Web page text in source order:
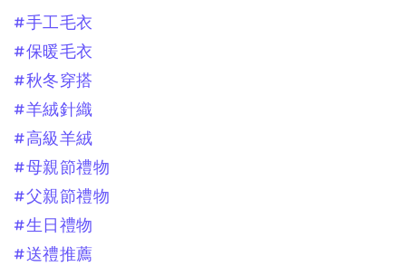
#手工毛衣
#保暖毛衣
#秋冬穿搭
#羊絨針織
#高級羊絨
#母親節禮物
#父親節禮物
#生日禮物
#送禮推薦